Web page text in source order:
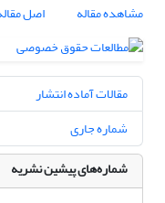
مشاهده مقاله
اصل
مقالات آماده انتشار
شماره جاری
شماره‌های پیشین نشریه